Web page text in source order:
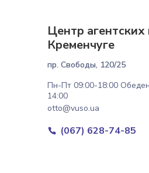
Центр
Кременчуге
пр. Свободы, 120/25
Пн-Пт 09:00-18:00
14:00
otto@vuso.ua
(067) 628-74-85